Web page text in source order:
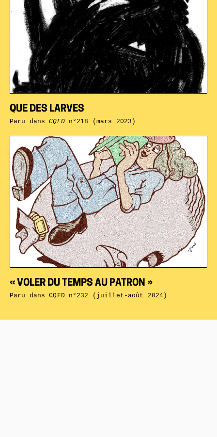
« VOLER DU TEMPS AU PATRON »
Paru dansCQFD n°232 (juillet-août 2024)
QUE DES LARVES
Paru dansCQFDn°218 (mars 2023)